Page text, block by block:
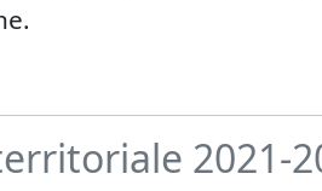
2021-